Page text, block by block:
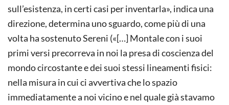
sull’esistenza, in certi casi per inventarla», indica una
direzione, determina uno sguardo, come più di una
volta ha sostenuto Sereni («[…] Montale con i suoi
primi versi precorreva in noi la presa di coscienza del
mondo circostante e dei suoi stessi lineamenti fisici:
nella misura in cui ci avvertiva che lo spazio
immediatamente a noi vicino e nel quale già stavamo